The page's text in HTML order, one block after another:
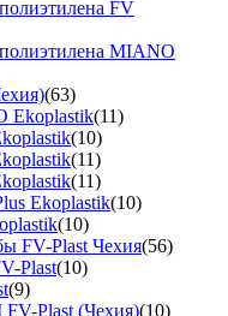
FV
MIANO
(63)
Ekoplastik(11)
(10)
(11)
(11)
Ekoplastik(10)
(10)
FV-Plast Чехия(56)
Plast(10)
(9)
Plast (Чехия)(10)